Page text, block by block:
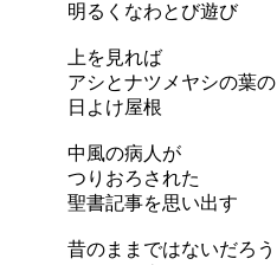
くなわとび遊び
を見れば
とナツメヤシの葉の
よけ屋根
風の病人が
りおろされた
記事を思い出す
ままではないだろう